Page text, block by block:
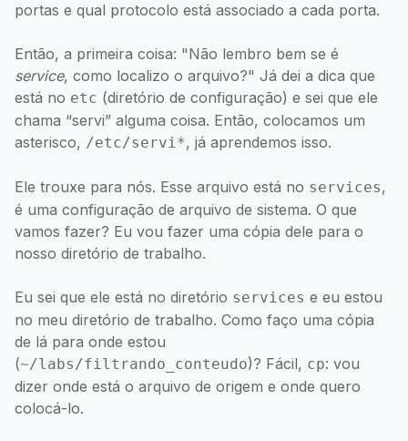
portas e qual protocolo está associado a cada porta.
Então, a primeira coisa: "Não lembro bem se é
service, como localizo o arquivo?" Já dei a dica que
está no etc (diretório de configuração) e sei que ele
chama “servi” alguma coisa. Então, colocamos um
asterisco, /etc/servi*, já aprendemos isso.
Ele trouxe para nós. Esse arquivo está no services,
é uma configuração de arquivo de sistema. O que
vamos fazer? Eu vou fazer uma cópia dele para o
nosso diretório de trabalho.
Eu sei que ele está no diretório services e eu estou
no meu diretório de trabalho. Como faço uma cópia
de lá para onde estou
(~/labs/filtrando_conteudo)? Fácil, cp: vou
dizer onde está o arquivo de origem e onde quero
colocá-lo.